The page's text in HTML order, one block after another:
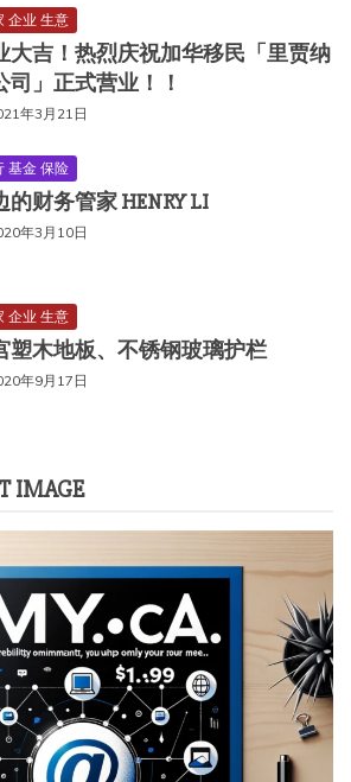
企业 生意
大吉！热烈庆祝加华移民「里贾纳
司」正式营业！！
年3月21日
基金 保险
的财务管家 HENRY LI
年3月10日
企业 生意
塑木地板、不锈钢玻璃护栏
年9月17日
IMAGE